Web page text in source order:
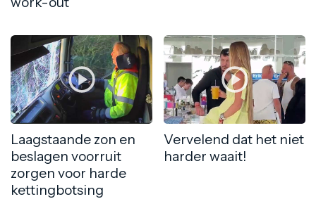
Laagstaande zon en
beslagen voorruit
zorgen voor harde
kettingbotsing
Vervelend dat het niet
harder waait!